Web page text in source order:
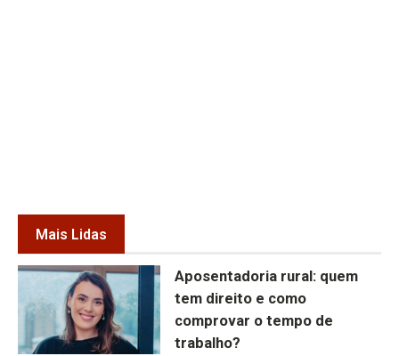
Mais Lidas
Aposentadoria rural: quem
tem direito e como
comprovar o tempo de
trabalho?